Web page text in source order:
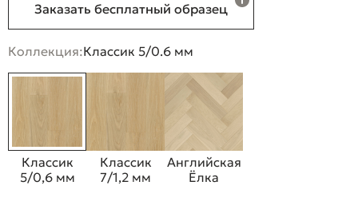
Заказать бесплатный образец
Коллекция:Классик 5/0.6 мм
Классик
5/0,6 мм
Классик
7/1,2 мм
Английская
Ёлка